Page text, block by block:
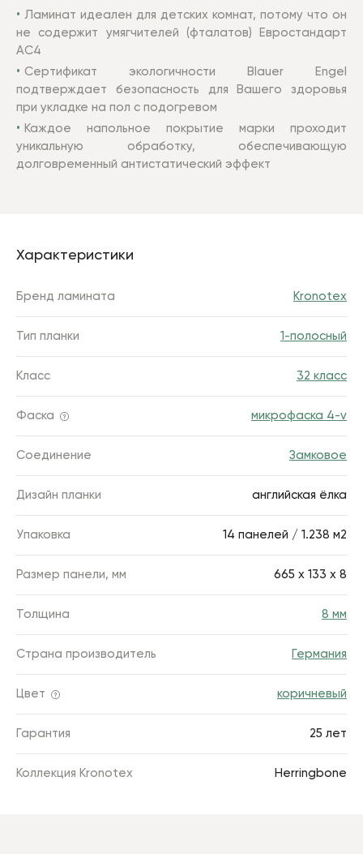
Ламинат идеален для детских комнат, потому что он
не содержит умягчителей (фталатов) Евростандарт
AC4
Сертификат экологичности Blauer Engel
подтверждает безопасность для Вашего здоровья
при укладке на пол с подогревом
Каждое напольное покрытие марки проходит
уникальную обработку, обеспечивающую
долговременный антистатический эффект
Характеристики
Бренд ламината Kronotex
Тип планки 1-полосный
Класс 32 класс
Фаска микрофаска 4-v
Соединение Замковое
Дизайн планки английская ёлка
Упаковка 14 панелей / 1.238 м2
Размер панели, мм 665 x 133 х 8
Толщина 8 мм
Страна производитель Германия
Цвет коричневый
Гарантия 25 лет
Коллекция Kronotex Herringbone